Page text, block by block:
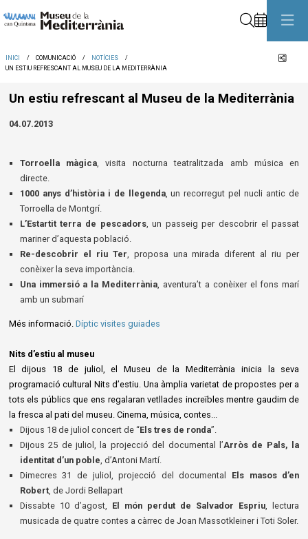
INICI COMUNICACIÓ
NOTÍCIES
UN ESTIU REFRESCANT AL MUSEU DE LA MEDITERRÀNIA
Un estiu refrescant al Museu de la Mediterrània
04.07.2013
Torroella màgica, visita nocturna teatralitzada amb música en
directe.
1000 anys d’història i de llegenda, un recorregut pel nucli antic de
Torroella de Montgrí.
L’Estartit terra de pescadors, un passeig per descobrir el passat
mariner d’aquesta població.
Re-descobrir el riu Ter, proposa una mirada diferent al riu per
conèixer la seva importància.
Una immersió a la Mediterrània, aventura’t a conèixer el fons marí
amb un submarí
Més informació. Díptic visites guiades
Nits d’estiu al museu
El dijous 18 de juliol, el Museu de la Mediterrània inicia la seva
programació cultural Nits d’estiu. Una àmplia varietat de propostes per a
tots els públics que ens regalaran vetllades increïbles mentre gaudim de
la fresca al pati del museu. Cinema, música, contes...
Dijous 18 de juliol concert de “Els tres de ronda”.
Dijous 25 de juliol, la projecció del documental l’Arròs de Pals, la
identitat d’un poble , d’Antoni Martí.
Dimecres 31 de juliol, projecció del documental Els masos d’en
Robert, de Jordi Bellapart
Dissabte 10 d’agost,
El món perdut de Salvador Espriu , lectura
musicada de quatre contes a càrrec de Joan Massotkleiner i Toti Soler.